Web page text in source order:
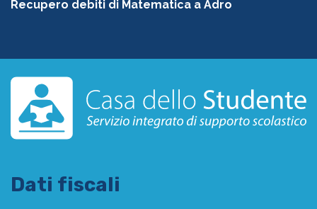
Recupero debiti di Matematica a Adro
Dati fiscali